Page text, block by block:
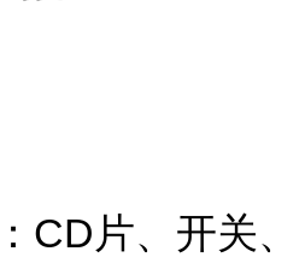
CD片、开关、